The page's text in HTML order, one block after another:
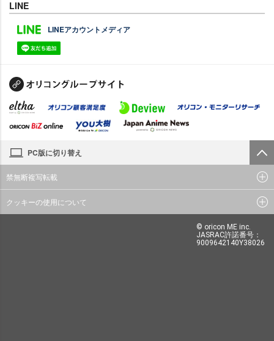
LINE
LINEアカウントメディア
PC版に切り替え
禁無断複写転載
クッキーの使用について
© oricon ME inc.
JASRAC許諾番号：
9009642140Y38026